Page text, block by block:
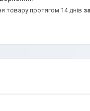
товару протягом 14 днів